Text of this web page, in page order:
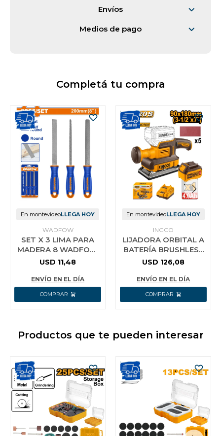
Envíos
Medios de pago
Completá tu compra
En montevideoLLEGA HOY
WADFOW
SET X 3 LIMA PARA
MADERA 8 WADFOW
WSF1403
USD 11,48
ENVÍO EN EL DÍA
En montevideoLLEGA HOY
INGCO
LIJADORA ORBITAL A
BATERÍA BRUSHLESS
MOTOR 20V P20S
5 LIJAS I
USD 126,08
ENVÍO EN EL DÍA
Productos que te pueden interesar